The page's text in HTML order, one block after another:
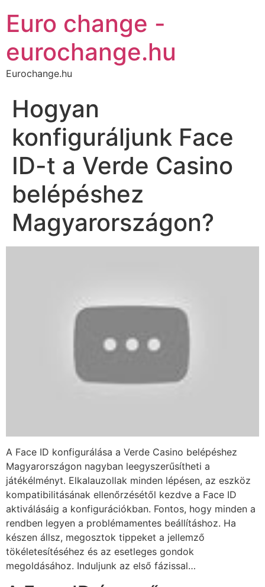
Euro change -
eurochange.hu
Eurochange.hu
Hogyan
konfiguráljunk Face
ID-t a Verde Casino
belépéshez
Magyarországon?
A Face ID konfigurálása a Verde Casino belépéshez
Magyarországon nagyban leegyszerűsítheti a
játékélményt. Elkalauzollak minden lépésen, az eszköz
kompatibilitásának ellenőrzésétől kezdve a Face ID
aktiválásáig a konfigurációkban. Fontos, hogy minden a
rendben legyen a problémamentes beállításhoz. Ha
készen állsz, megosztok tippeket a jellemző
tökéletesítéséhez és az esetleges gondok
megoldásához. Induljunk az első fázissal…